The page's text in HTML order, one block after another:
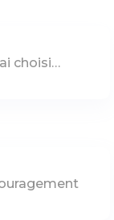
choisi…